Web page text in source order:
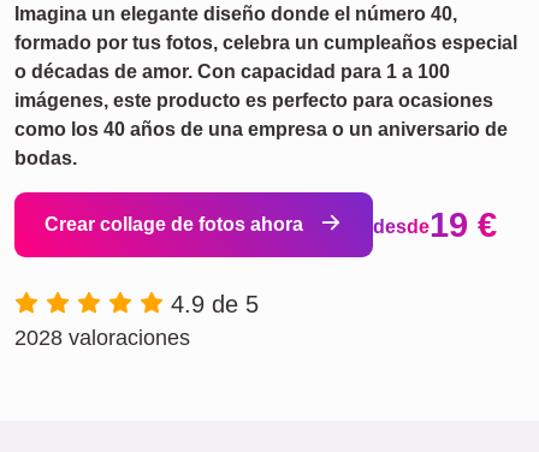
Imagina un elegante diseño donde el número 40,
formado por tus fotos, celebra un cumpleaños especial
o décadas de amor. Con capacidad para 1 a 100
imágenes, este producto es perfecto para ocasiones
como los 40 años de una empresa o un aniversario de
bodas.
Crear collage de fotos ahora desde19 €
4.9 de 5
2028 valoraciones